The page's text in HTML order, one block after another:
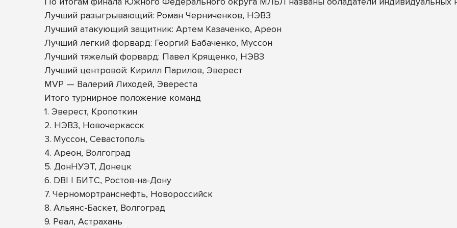
Лучший разыгрывающий: Роман Черниченков, НЭВЗ
Лучший атакующий защитник: Артем Казаченко, Ареон
Лучший легкий форвард: Георгий Бабаченко, Муссон
Лучший тяжелый форвард: Павел Крященко, НЭВЗ
Лучший центровой: Кирилл Парилов, Эверест
MVP — Валерий Лиходей, Эвереста
Итого турнирное положение команд
1. Эверест, Кропоткин
2. НЭВЗ, Новочеркасск
3. Муссон, Севастополь
4. Ареон, Волгоград
5. ДонНУЭТ, Донецк
6. DBI | БИТС, Ростов-на-Дону
7. Черномортранснефть, Новороссийск
8. Альянс-Баскет, Волгоград
9. Реал, Астрахань